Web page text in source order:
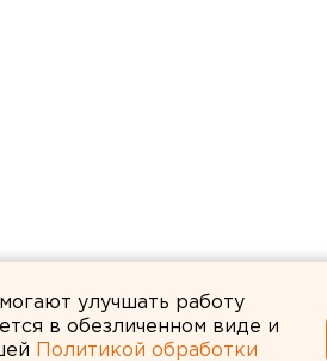
улучшать работу
в обезличенном виде и
Политикой обработки